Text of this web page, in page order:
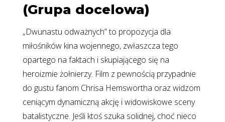
(Grupa docelowa)
„Dwunastu odważnych” to propozycja dla
miłośników kina wojennego, zwłaszcza tego
opartego na faktach i skupiającego się na
heroizmie żołnierzy. Film z pewnością przypadnie
do gustu fanom Chrisa Hemswortha oraz widzom
ceniącym dynamiczną akcję i widowiskowe sceny
batalistyczne. Jeśli ktoś szuka solidnej, choć nieco